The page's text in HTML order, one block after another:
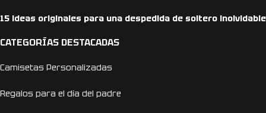
15 ideas originales para una despedida de soltero inolvidable
CATEGORÍAS DESTACADAS
Camisetas Personalizadas
Regalos para el día del padre